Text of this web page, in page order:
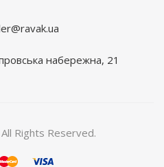
набережна, 21
Rights Reserved.